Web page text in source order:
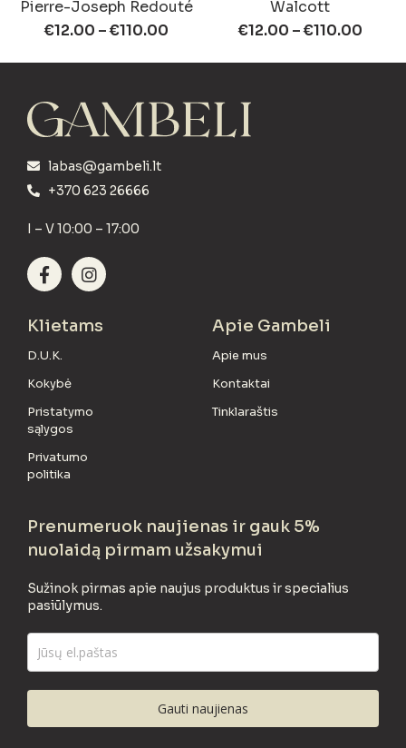
Pierre-Joseph Redouté
€12.00 –€110.00
Walcott
€12.00 –€110.00
labas@gambeli.lt
+370 623 26666
I – V 10:00 – 17:00
Klietams
D.U.K.
Kokybė
Pristatymo
sąlygos
Privatumo
politika
Apie Gambeli
Apie mus
Kontaktai
Tinklaraštis
Prenumeruok naujienas ir gauk 5%
nuolaidą pirmam užsakymui
Sužinok pirmas apie naujus produktus ir specialius
pasiūlymus.
Gauti naujienas